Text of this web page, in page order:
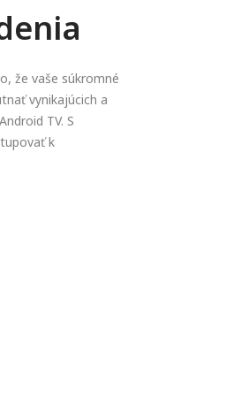
že vaše súkromné
vynikajúcich a
TV. S
k